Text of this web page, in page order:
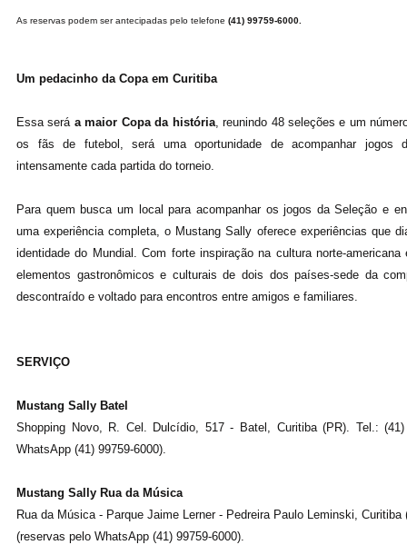
As reservas podem ser antecipadas pelo telefone (41) 99759-6000.
Um pedacinho da Copa em Curitiba
Essa será a maior Copa da história, reunindo 48 seleções e um
os fãs de futebol, será uma oportunidade de acompanhar jogos
intensamente cada partida do torneio.
Para quem busca um local para acompanhar os jogos da Seleção e
uma experiência completa, o Mustang Sally oferece experiências que
identidade do Mundial. Com forte inspiração na cultura norte-
elementos gastronômicos e culturais de dois dos países-sede da
descontraído e voltado para encontros entre amigos e familiares.
SERVIÇO
Mustang Sally Batel
Shopping Novo, R. Cel. Dulcídio, 517 - Batel, Curitiba (PR). Tel.: (41)
WhatsApp (41) 99759-6000).
Mustang Sally Rua da Música
Rua da Música - Parque Jaime Lerner - Pedreira Paulo Leminski, Curitiba
(reservas pelo WhatsApp (41) 99759-6000).